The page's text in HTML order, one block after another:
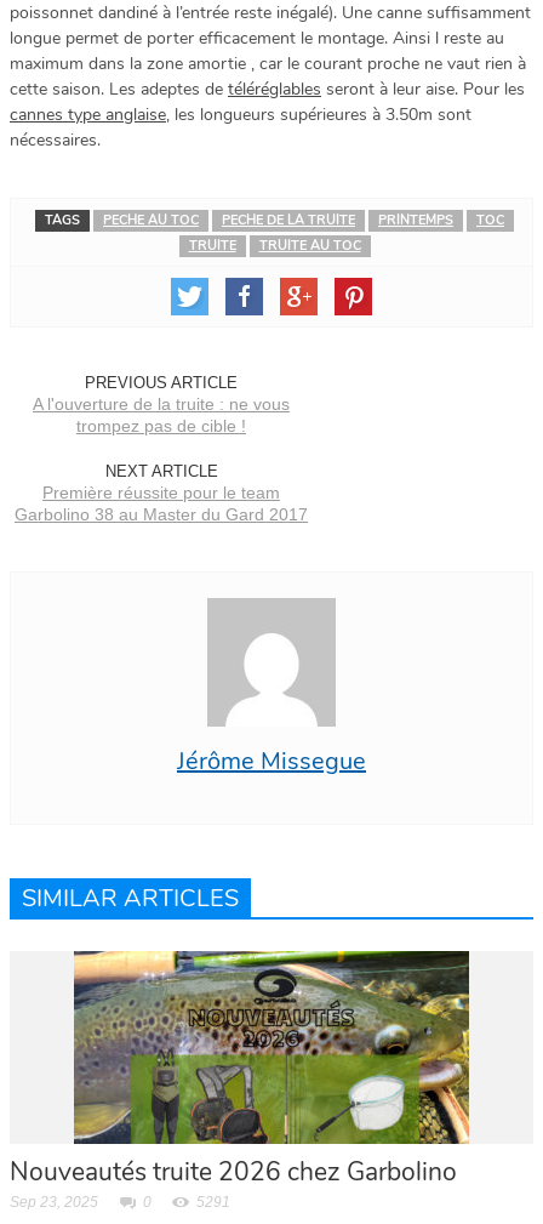
poissonnet dandiné à l’entrée reste inégalé). Une canne suffisamment
longue permet de porter efficacement le montage. Ainsi l reste au
maximum dans la zone amortie , car le courant proche ne vaut rien à
cette saison. Les adeptes de téléréglables seront à leur aise. Pour les
cannes type anglaise, les longueurs supérieures à 3.50m sont
nécessaires.
TAGS PECHE AU TOC PECHE DE LA TRUITE PRINTEMPS
TOC
TRUITE
TRUITE AU TOC
PREVIOUS ARTICLE
A l'ouverture de la truite : ne vous
trompez pas de cible !
NEXT ARTICLE
Première réussite pour le team
Garbolino 38 au Master du Gard 2017
Jérôme Missegue
SIMILAR ARTICLES
Nouveautés truite 2026 chez Garbolino
Sep 23, 2025 0 5291